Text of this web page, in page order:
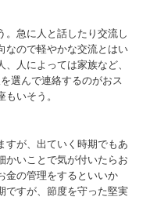
。急に人と話したり交流し
なので軽やかな交流とはい
人によっては家族など、
選んで連絡するのがおス
いそう。
すが、出ていく時期でもあ
かいことで気が付いたらお
金の管理をするといいか
ですが、節度を守った堅実